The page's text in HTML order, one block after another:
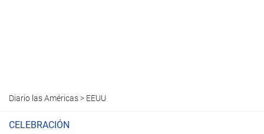
Diario las Américas> EEUU
CELEBRACIÓN